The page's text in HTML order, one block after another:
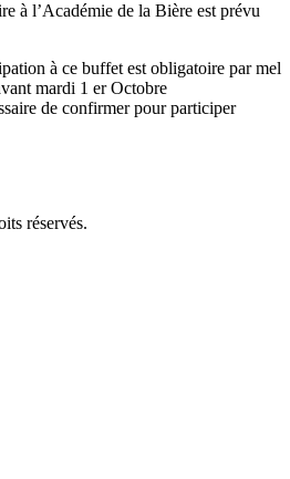
à l’Académie de la Bière est prévu
à ce buffet est obligatoire par mel
mardi 1 er Octobre
de confirmer pour participer
réservés.